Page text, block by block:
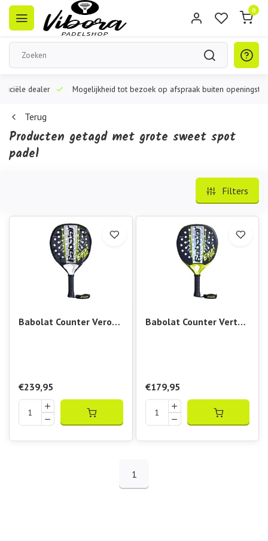
0
dealer Mogelijkheid tot bezoek op afspraak buiten openingstijden
Terug
Producten getagd met grote sweet spot
padel
Filters
Babolat Counter Veron
€239,95
Babolat Counter Vertuo
€179,95
1